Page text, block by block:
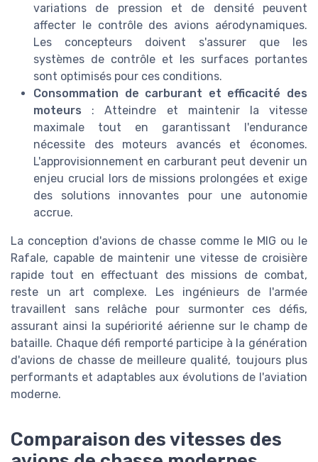
variations de pression et de densité peuvent
affecter le contrôle des avions aérodynamiques.
Les concepteurs doivent s'assurer que les
systèmes de contrôle et les surfaces portantes
sont optimisés pour ces conditions.
Consommation de carburant et efficacité des
moteurs : Atteindre et maintenir la vitesse
maximale tout en garantissant l'endurance
nécessite des moteurs avancés et économes.
L'approvisionnement en carburant peut devenir un
enjeu crucial lors de missions prolongées et exige
des solutions innovantes pour une autonomie
accrue.
La conception d'avions de chasse comme le MIG ou le
Rafale, capable de maintenir une vitesse de croisière
rapide tout en effectuant des missions de combat,
reste un art complexe. Les ingénieurs de l'armée
travaillent sans relâche pour surmonter ces défis,
assurant ainsi la supériorité aérienne sur le champ de
bataille. Chaque défi remporté participe à la génération
d'avions de chasse de meilleure qualité, toujours plus
performants et adaptables aux évolutions de l'aviation
moderne.
Comparaison des vitesses des